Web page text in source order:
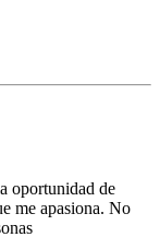
oportunidad de
me apasiona. No